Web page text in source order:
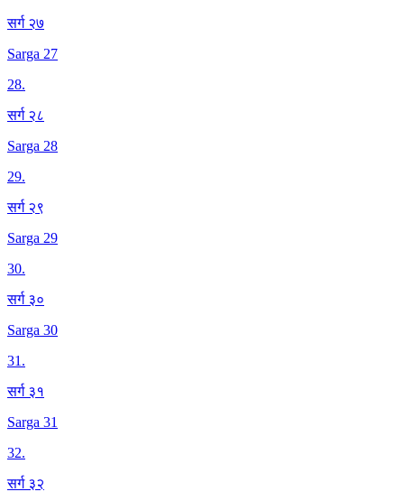
सर्ग २७
Sarga 27
28.
सर्ग २८
Sarga 28
29.
सर्ग २९
Sarga 29
30.
सर्ग ३०
Sarga 30
31.
सर्ग ३१
Sarga 31
32.
सर्ग ३२